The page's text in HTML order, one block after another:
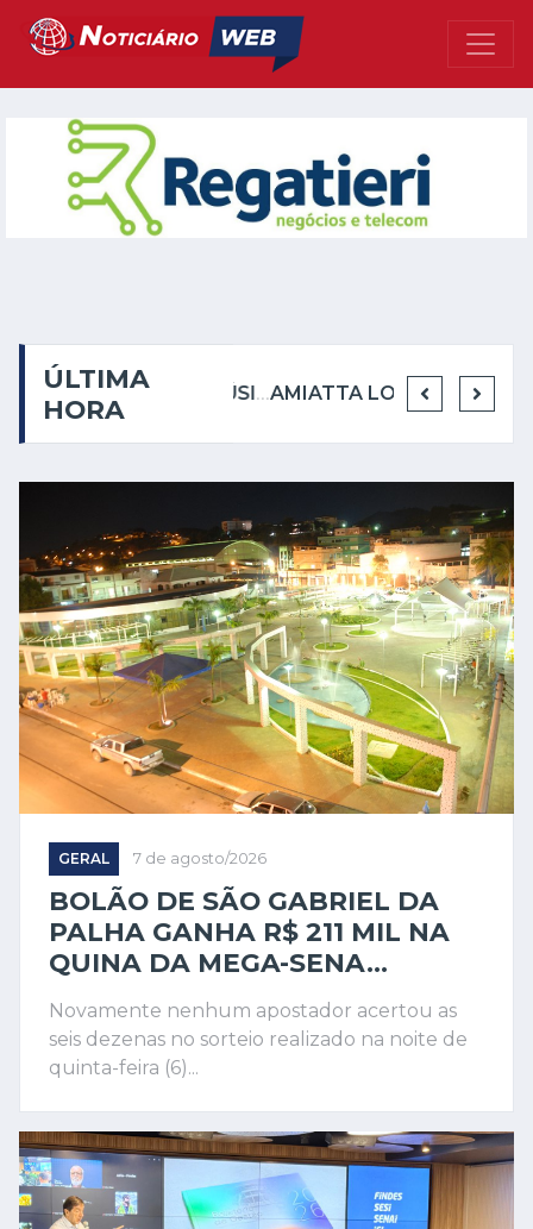
ÚLTIMA
HORA
EMICIDA PRESTA HOMENAGEM AOS RACIONAIS MC'S NO MOVIMENTO CIDADE AMIATTA LODGE REÚNE CONVIDADOS PARA PODA DAS VIDEIRAS EM SÁBADO DE LUA NOVA
GERAL 7 de agosto/2026
BOLÃO DE SÃO GABRIEL DA
PALHA GANHA R$ 211 MIL NA
QUINA DA MEGA-SENA...
Novamente nenhum apostador acertou as
seis dezenas no sorteio realizado na noite de
quinta-feira (6)...